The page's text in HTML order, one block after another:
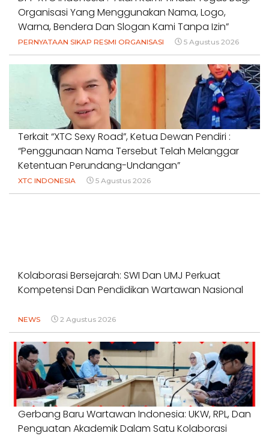
Organisasi Yang Menggunakan Nama, Logo,
Warna, Bendera Dan Slogan Kami Tanpa Izin”
PERNYATAAN SIKAP RESMI ORGANISASI 5 Agustus 2026
Terkait “XTC Sexy Road”, Ketua Dewan Pendiri :
“Penggunaan Nama Tersebut Telah Melanggar
Ketentuan Perundang-Undangan”
XTC INDONESIA 5 Agustus 2026
Kolaborasi Bersejarah: SWI Dan UMJ Perkuat
Kompetensi Dan Pendidikan Wartawan Nasional
NEWS 2 Agustus 2026
Gerbang Baru Wartawan Indonesia: UKW, RPL, Dan
Penguatan Akademik Dalam Satu Kolaborasi